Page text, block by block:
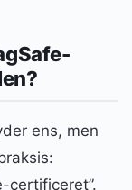
ens, men
certificeret”.